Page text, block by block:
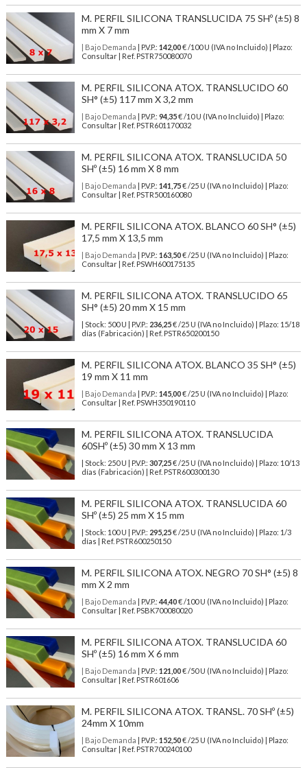
M. PERFIL SILICONA TRANSLUCIDA 75 SHº (±5) 8
mm X 7 mm
| Bajo Demanda | P.V.P.: 142,00€ /100 U (IVA no Incluido) | Plazo:
Consultar | Ref. PSTR750080070
M. PERFIL SILICONA ATOX. TRANSLUCIDO 60
SH° (±5) 117 mm X 3,2 mm
| Bajo Demanda | P.V.P.: 94,35€ /10 U (IVA no Incluido) | Plazo:
Consultar | Ref. PSTR601170032
M. PERFIL SILICONA ATOX. TRANSLUCIDA 50
SHº (±5) 16 mm X 8 mm
| Bajo Demanda | P.V.P.: 141,75€ /25 U (IVA no Incluido) | Plazo:
Consultar | Ref. PSTR500160080
M. PERFIL SILICONA ATOX. BLANCO 60 SH° (±5)
17,5 mm X 13,5 mm
| Bajo Demanda | P.V.P.: 163,50€ /25 U (IVA no Incluido) | Plazo:
Consultar | Ref. PSWH600175135
M. PERFIL SILICONA ATOX. TRANSLUCIDO 65
SH° (±5) 20 mm X 15 mm
| Stock: 500 U | P.V.P.: 236,25€/25 U (IVA no Incluido)
| Plazo: 15/18
días (Fabricación) | Ref. PSTR650200150
M. PERFIL SILICONA ATOX. BLANCO 35 SH° (±5)
19 mm X 11 mm
| Bajo Demanda | P.V.P.: 145,00€ /25 U (IVA no Incluido) | Plazo:
Consultar | Ref. PSWH350190110
M. PERFIL SILICONA ATOX. TRANSLUCIDA
60SHº (±5) 30 mm X 13 mm
| Stock: 250 U | P.V.P.: 307,25€/25 U (IVA no Incluido)
| Plazo: 10/13
días (Fabricación) | Ref. PSTR600300130
M. PERFIL SILICONA ATOX. TRANSLUCIDA 60
SHº (±5) 25 mm X 15 mm
| Stock: 100 U | P.V.P.: 295,25€/25 U (IVA no Incluido)
| Plazo: 1/3
días | Ref. PSTR600250150
M. PERFIL SILICONA ATOX. NEGRO 70 SH° (±5) 8
mm X 2 mm
| Bajo Demanda | P.V.P.: 44,40€ /100 U (IVA no Incluido) | Plazo:
Consultar | Ref. PSBK700080020
M. PERFIL SILICONA ATOX. TRANSLUCIDA 60
SHº (±5) 16 mm X 6 mm
| Bajo Demanda | P.V.P.: 121,00€ /50 U (IVA no Incluido) | Plazo:
Consultar | Ref. PSTR601606
M. PERFIL SILICONA ATOX. TRANSL. 70 SHº (±5)
24mm X 10mm
| Bajo Demanda | P.V.P.: 152,50€ /25 U (IVA no Incluido) | Plazo:
Consultar | Ref. PSTR700240100